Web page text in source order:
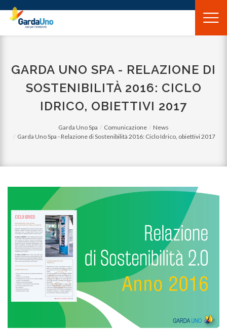
Gardauno
Spa
GARDA UNO SPA - RELAZIONE DI
SOSTENIBILITÀ 2016: CICLO
IDRICO, OBIETTIVI 2017
Garda Uno Spa Comunicazione
News
Garda Uno Spa - Relazione di Sostenibilità 2016: Ciclo Idrico, obiettivi 2017